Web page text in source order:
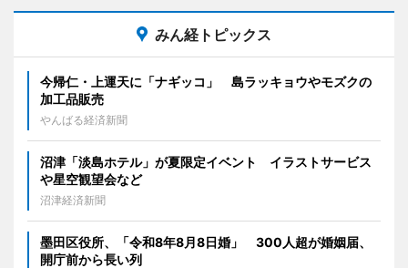
みん経トピックス
今帰仁・上運天に「ナギッコ」 島ラッキョウやモズクの
加工品販売
やんばる経済新聞
沼津「淡島ホテル」が夏限定イベント イラストサービス
や星空観望会など
沼津経済新聞
墨田区役所、「令和8年8月8日婚」 300人超が婚姻届、
開庁前から長い列